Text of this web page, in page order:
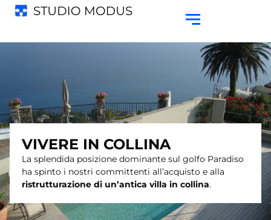
VIVERE IN COLLINA
La splendida posizione dominante sul golfo Paradiso
ha spinto i nostri committenti all’acquisto e alla
ristrutturazione di un’antica villa in collina.